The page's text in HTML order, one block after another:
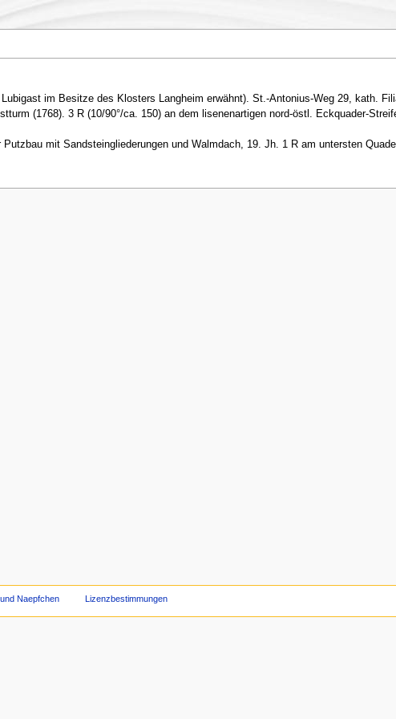
im Besitze des Klosters Langheim erwähnt). St.-Antonius-Weg 29, kath.
(1768). 3 R (10/90°/ca. 150) an dem lisenenartigen nord-östl. Eckquader-
mit Sandsteingliederungen und Walmdach, 19. Jh. 1 R am untersten
Naepfchen Lizenzbestimmungen